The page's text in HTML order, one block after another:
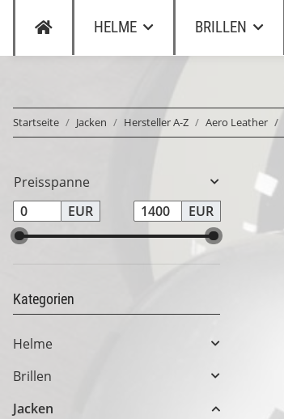
HELME BRILLEN
Startseite Jacken Hersteller A-Z Aero Leather
Preisspanne
EUR
EUR
Kategorien
Helme
Brillen
Jacken